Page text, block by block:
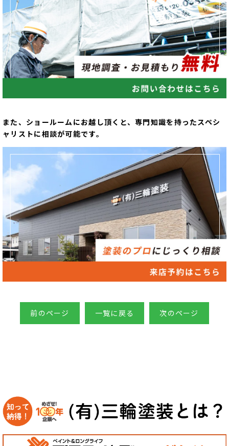
また、ショールームにお越し頂くと、専門知識を持ったスペシ
ャリストに相談が可能です。
前のページ 一覧に戻る 次のページ